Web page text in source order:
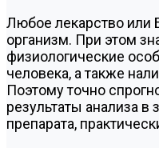
Любое лекарство или
организм. При этом
физиологические
человека, а также
Поэтому точно
результаты анализа в
препарата,